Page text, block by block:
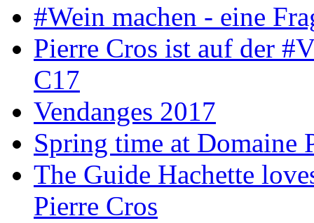
#Wein machen - eine
Pierre Cros ist auf der
C17
Vendanges 2017
Spring time at Domaine
The Guide Hachette
Pierre Cros